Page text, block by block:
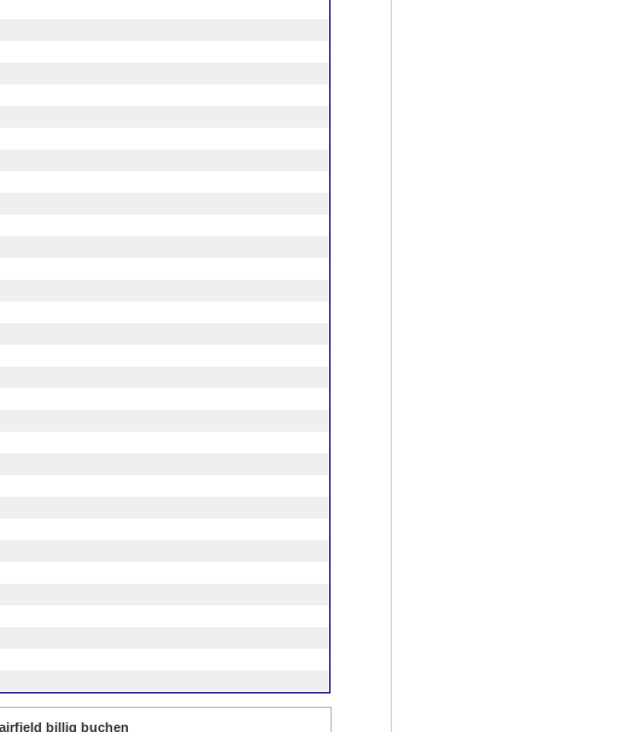
billig buchen